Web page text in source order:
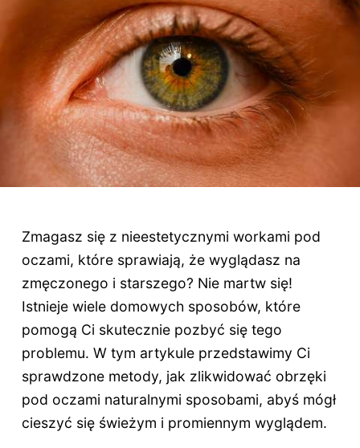
Zmagasz się z nieestetycznymi workami pod
oczami, które sprawiają, że wyglądasz na
zmęczonego i starszego? Nie martw się!
Istnieje wiele domowych sposobów, które
pomogą Ci skutecznie pozbyć się tego
problemu. W tym artykule przedstawimy Ci
sprawdzone metody, jak zlikwidować obrzęki
pod oczami naturalnymi sposobami, abyś mógł
cieszyć się świeżym i promiennym wyglądem.